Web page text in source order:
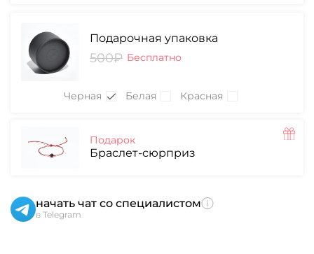
Подарочная упаковка
500₽ Бесплатно
Черная Белая Красная
Подарок
Браслет-сюрприз
начать чат со специалистом
в Telegram